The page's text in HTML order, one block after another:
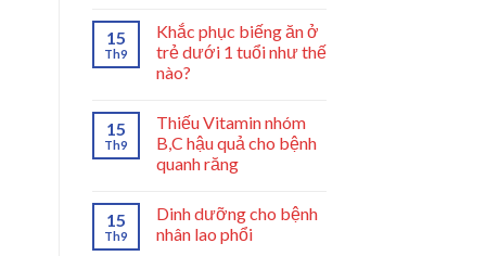
15
Th9
Khắc phục biếng ăn ở
trẻ dưới 1 tuổi như thế
nào?
15
Th9
Thiếu Vitamin nhóm
B,C hậu quả cho bệnh
quanh răng
15
Th9
Dinh dưỡng cho bệnh
nhân lao phổi